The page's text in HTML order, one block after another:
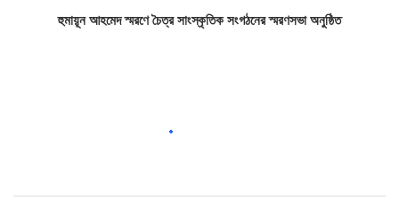
হুমায়ূন আহমেদ স্মরণে চৈত্র সাংস্কৃতিক সংগঠনের স্মরণসভা অনুষ্ঠিত